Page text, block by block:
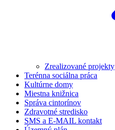
Zrealizované projekty
Terénna sociálna práca
Kultúrne domy
Miestna knižnica
Správa cintorínov
Zdravotné stredisko
SMS a E-MAIL kontakt